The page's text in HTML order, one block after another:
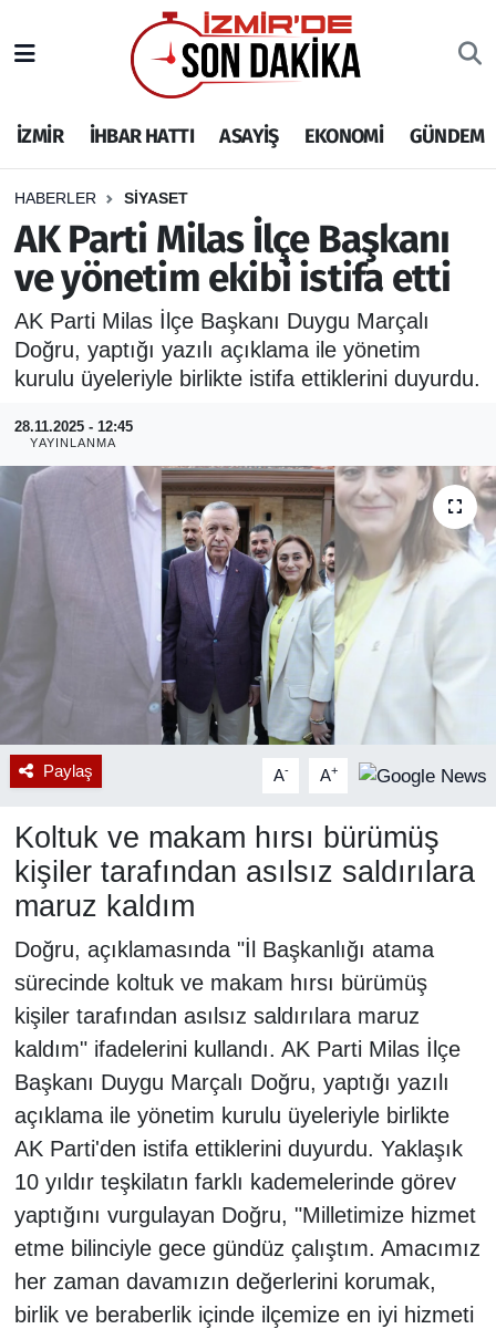
İZMİR İHBAR HATTI ASAYİŞ EKONOMİ GÜNDEM
HABERLER SİYASET
AK Parti Milas İlçe Başkanı
ve yönetim ekibi istifa etti
AK Parti Milas İlçe Başkanı Duygu Marçalı
Doğru, yaptığı yazılı açıklama ile yönetim
kurulu üyeleriyle birlikte istifa ettiklerini duyurdu.
28.11.2025 - 12:45
YAYINLANMA
Paylaş A- A+
Koltuk ve makam hırsı bürümüş
kişiler tarafından asılsız saldırılara
maruz kaldım
Doğru, açıklamasında "İl Başkanlığı atama
sürecinde koltuk ve makam hırsı bürümüş
kişiler tarafından asılsız saldırılara maruz
kaldım" ifadelerini kullandı. AK Parti Milas İlçe
Başkanı Duygu Marçalı Doğru, yaptığı yazılı
açıklama ile yönetim kurulu üyeleriyle birlikte
AK Parti'den istifa ettiklerini duyurdu. Yaklaşık
10 yıldır teşkilatın farklı kademelerinde görev
yaptığını vurgulayan Doğru, "Milletimize hizmet
etme bilinciyle gece gündüz çalıştım. Amacımız
her zaman davamızın değerlerini korumak,
birlik ve beraberlik içinde ilçemize en iyi hizmeti
İHBAR HATTI
DEPREM
GENEL
EKONOMİ
SİYASET
SPOR
ASAYİŞ
RESMİ REKLAM
İzmir Nöbetçi Eczaneler
İzmir Hava Durumu
İzmir Namaz Vakitleri
İzmir Trafik Yoğunluk Haritası
Puan Durumu ve Fikstür
Tüm Manşetler
Son Dakika Haberleri
Haber Arşivi